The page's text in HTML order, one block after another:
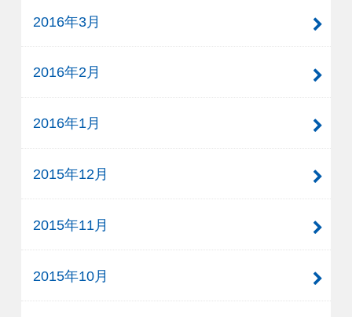
2016年3月
2016年2月
2016年1月
2015年12月
2015年11月
2015年10月